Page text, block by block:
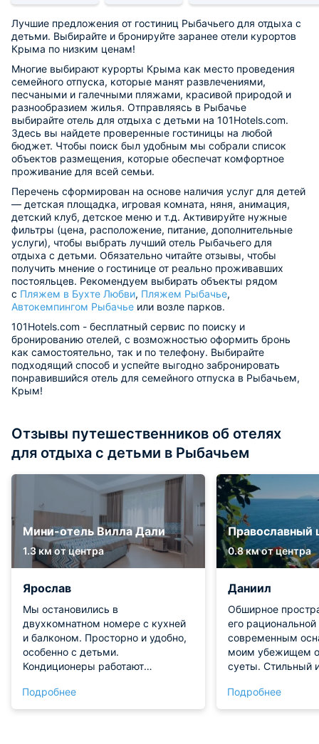
Лучшие предложения от гостиниц Рыбачьего для отдыха с
детьми. Выбирайте и бронируйте заранее отели курортов
Крыма по низким ценам!
Многие выбирают курорты Крыма как место проведения
семейного отпуска, которые манят развлечениями,
песчаными и галечными пляжами, красивой природой и
разнообразием жилья. Отправляясь в Рыбачье
выбирайте отель для отдыха с детьми на 101Hotels.com.
Здесь вы найдете проверенные гостиницы на любой
бюджет. Чтобы поиск был удобным мы собрали список
объектов размещения, которые обеспечат комфортное
проживание для всей семьи.
Перечень сформирован на основе наличия услуг для детей
— детская площадка, игровая комната, няня, анимация,
детский клуб, детское меню и т.д. Активируйте нужные
фильтры (цена, расположение, питание, дополнительные
услуги), чтобы выбрать лучший отель Рыбачьего для
отдыха с детьми. Обязательно читайте отзывы, чтобы
получить мнение о гостинице от реально проживавших
постояльцев. Рекомендуем выбирать объекты рядом
с Пляжем в Бухте Любви, Пляжем Рыбачье,
Автокемпингом Рыбачье или возле парков.
101Hotels.com - бесплатный сервис по поиску и
бронированию отелей, с возможностью оформить бронь
как самостоятельно, так и по телефону. Выбирайте
подходящий способ и успейте выгодно забронировать
понравившийся отель для семейного отпуска в Рыбачьем,
Крым!
Отзывы путешественников об отелях
для отдыха с детьми в Рыбачьем
Мини-отель Вилла Дали
1.3 км от центра
Ярослав
Мы остановились в
двухкомнатном номере с кухней
и балконом. Просторно и удобно,
особенно с детьми.
Кондиционеры работают
каждый день проводится уборка,
белье меняют каждые 3 дня.
Подробнее
Православный
0.8 км от центра
Даниил
Обширное
его
современным
моим убежищем
суеты. Стильный
создавал
уюта. В отеле
Подробнее